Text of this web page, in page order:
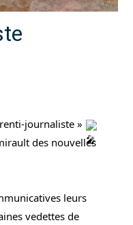
journaliste »
des nouvelles
leurs
vedettes de